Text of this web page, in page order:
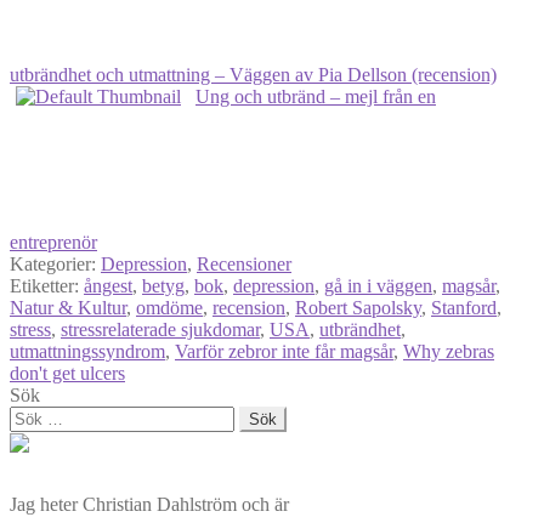
utbrändhet och utmattning – Väggen av Pia Dellson (recension)
Ung och utbränd – mejl från en
entreprenör
Kategorier: Depression, Recensioner
Etiketter: ångest, betyg, bok, depression, gå in i väggen, magsår,
Natur & Kultur, omdöme, recension, Robert Sapolsky, Stanford,
stress, stressrelaterade sjukdomar, USA, utbrändhet,
utmattningssyndrom, Varför zebror inte får magsår, Why zebras
don't get ulcers
Sök
Sök
efter:
Jag heter Christian Dahlström och är